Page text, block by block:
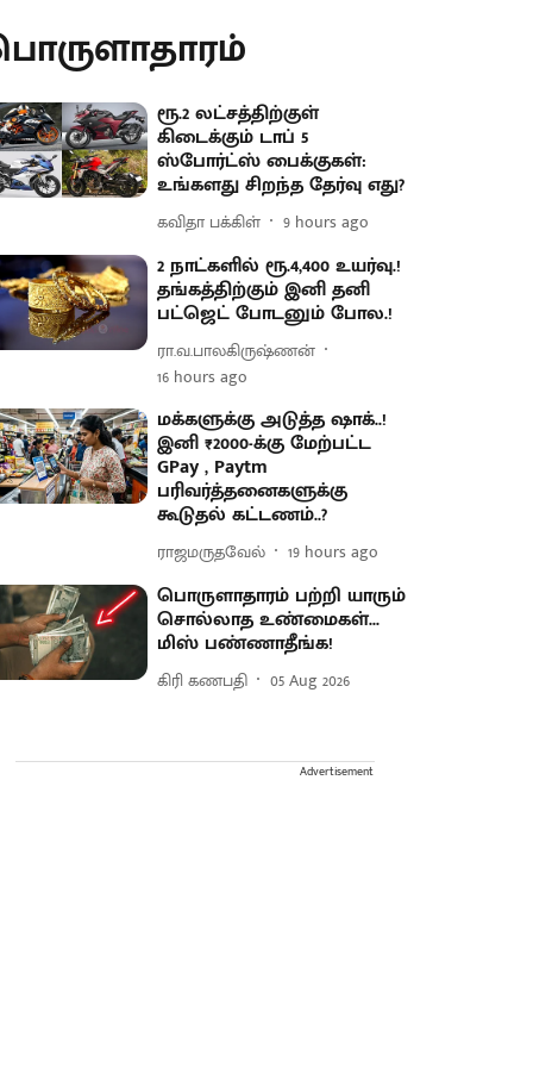
ரூ.2 லட்சத்திற்குள்
கிடைக்கும் டாப் 5
ஸ்போர்ட்ஸ் பைக்குகள்:
உங்களது சிறந்த தேர்வு எது?
கவிதா பக்கிள் 9 hours ago
2 நாட்களில் ரூ.4,400 உயர்வு.!
தங்கத்திற்கும் இனி தனி
பட்ஜெட் போடனும் போல.!
ரா.வ.பாலகிருஷ்ணன்
16 hours ago
மக்களுக்கு அடுத்த ஷாக்..!
இனி ₹2000-க்கு மேற்பட்ட
GPay , Paytm
பரிவர்த்தனைகளுக்கு
கூடுதல் கட்டணம்..?
ராஜமருதவேல் 19 hours ago
பொருளாதாரம் பற்றி யாரும்
சொல்லாத உண்மைகள்...
மிஸ் பண்ணாதீங்க!
கிரி கணபதி 05 Aug 2026
Advertisement